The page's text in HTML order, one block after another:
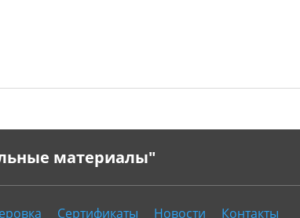
материалы"
Сертификаты Новости Контакты